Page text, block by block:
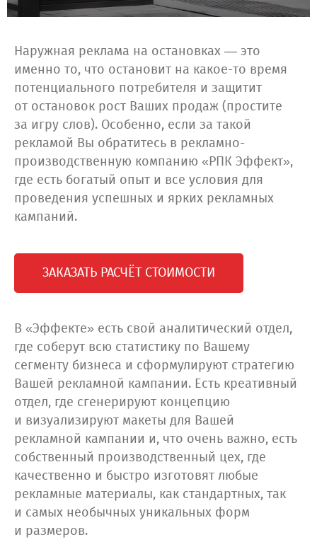
Наружная реклама на остановках — это
именно то, что остановит на какое-то время
потенциального потребителя и защитит
от остановок рост Ваших продаж (простите
за игру слов). Особенно, если за такой
рекламой Вы обратитесь в рекламно-
производственную компанию «РПК Эффект»,
где есть богатый опыт и все условия для
проведения успешных и ярких рекламных
кампаний.
ЗАКАЗАТЬ РАСЧЁТ СТОИМОСТИ
В «Эффекте» есть свой аналитический отдел,
где соберут всю статистику по Вашему
сегменту бизнеса и сформулируют стратегию
Вашей рекламной кампании. Есть креативный
отдел, где сгенерируют концепцию
и визуализируют макеты для Вашей
рекламной кампании и, что очень важно, есть
собственный производственный цех, где
качественно и быстро изготовят любые
рекламные материалы, как стандартных, так
и самых необычных уникальных форм
и размеров.